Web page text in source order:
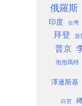
俄羅斯
印度
台灣
拜登 放
普京
泡泡瑪特
澤連斯基
白宮